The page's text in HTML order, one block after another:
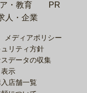
・教育
PR
人・企業
メディアポリシー
リティ方針
データの収集
示
店舗一覧